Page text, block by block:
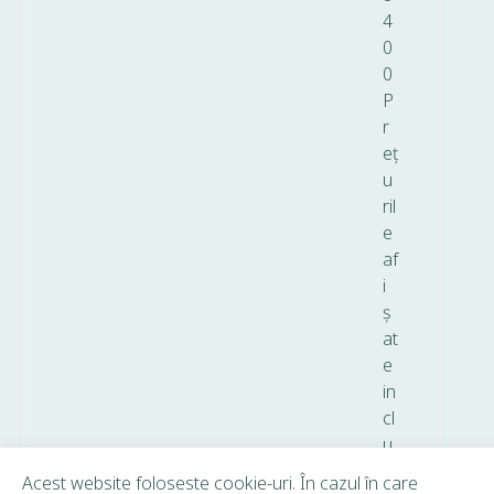
4
0
0
P
r
eț
u
ril
e
af
i
ș
at
e
in
cl
u
Acest website foloseste cookie-uri. În cazul în care